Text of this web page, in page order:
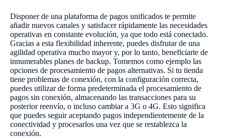
Disponer de una plataforma de pagos unificados te permite
añadir nuevos canales y satisfacer rápidamente las necesidades
operativas en constante evolución, ya que todo está conectado.
Gracias a esta flexibilidad inherente, puedes disfrutar de una
agilidad operativa mucho mayor y, por lo tanto, beneficiarte de
innumerables planes de backup. Tomemos como ejemplo las
opciones de procesamiento de pagos alternativas. Si tu tienda
tiene problemas de conexión, con la configuración correcta,
puedes utilizar de forma predeterminada el procesamiento de
pagos sin conexión, almacenando las transacciones para su
posterior reenvío, o incluso cambiar a 3G o 4G. Esto significa
que puedes seguir aceptando pagos independientemente de la
conectividad y procesarlos una vez que se restablezca la
conexión.